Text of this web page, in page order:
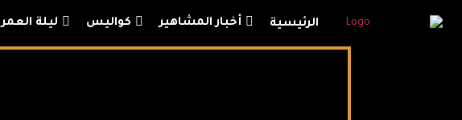
الرئيسية أخبار المشاهير كواليس ليلة العمر